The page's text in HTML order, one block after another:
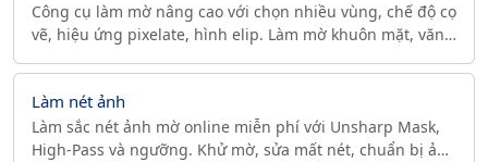
Công cụ làm mờ nâng cao với chọn nhiều vùng, chế độ cọ
vẽ, hiệu ứng pixelate, hình elip. Làm mờ khuôn mặt, văn
Làm nét ảnh
Làm sắc nét ảnh mờ online miễn phí với Unsharp Mask,
High-Pass và ngưỡng. Khử mờ, sửa mất nét, chuẩn bị ảnh